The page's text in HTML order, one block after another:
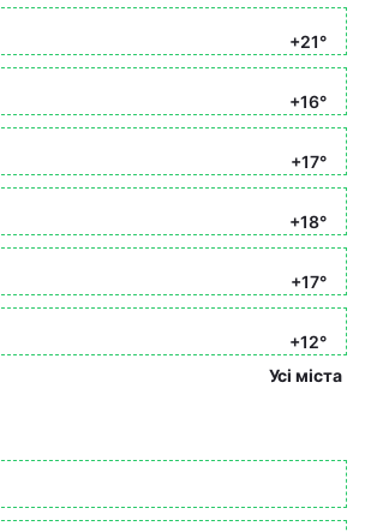
+21°
+16°
+17°
+18°
+17°
+12°
Усі міста